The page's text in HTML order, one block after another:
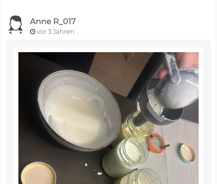
Anne R_017
vor 3 Jahren